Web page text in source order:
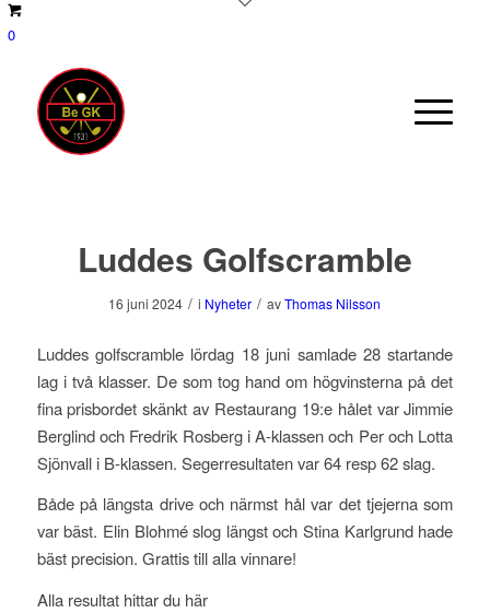
0
Luddes Golfscramble
16 juni 2024 / i Nyheter / avThomas Nilsson
Luddes golfscramble lördag 18 juni samlade 28 startande
lag i två klasser. De som tog hand om högvinsterna på det
fina prisbordet skänkt av Restaurang 19:e hålet var Jimmie
Berglind och Fredrik Rosberg i A-klassen och Per och Lotta
Sjönvall i B-klassen. Segerresultaten var 64 resp 62 slag.
Både på längsta drive och närmst hål var det tjejerna som
var bäst. Elin Blohmé slog längst och Stina Karlgrund hade
bäst precision. Grattis till alla vinnare!
Alla resultat hittar du här